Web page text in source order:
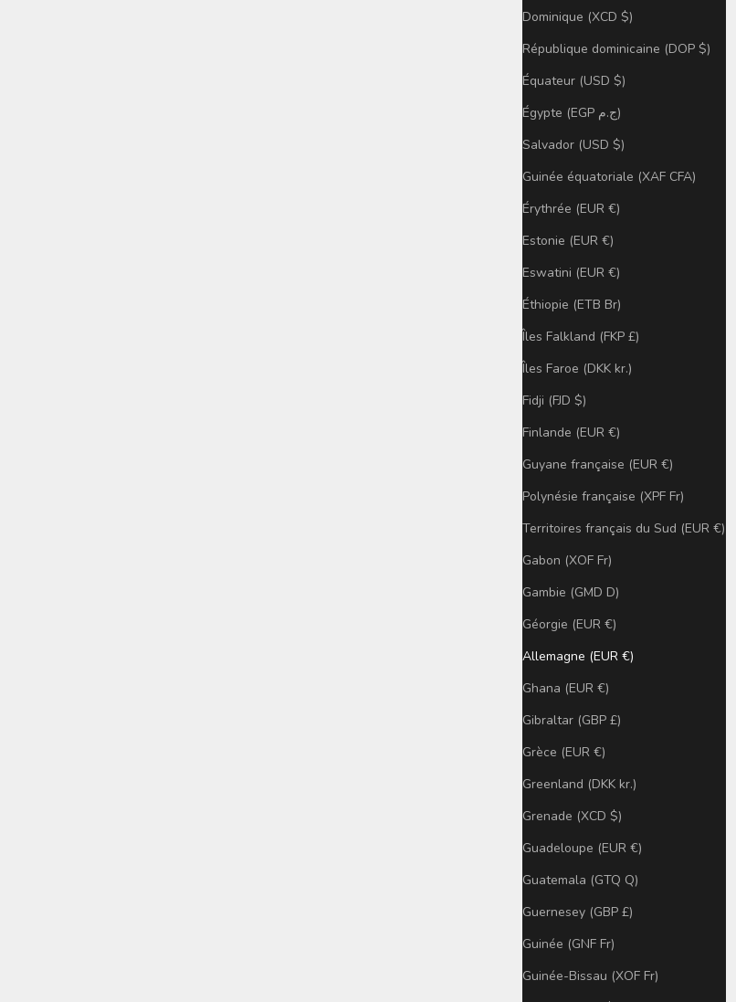
Dominique (XCD $)
République dominicaine (DOP $)
Équateur (USD $)
Égypte (EGP ج.م)
Salvador (USD $)
Guinée équatoriale (XAF CFA)
Érythrée (EUR €)
Estonie (EUR €)
Eswatini (EUR €)
Éthiopie (ETB Br)
Îles Falkland (FKP £)
Îles Faroe (DKK kr.)
Fidji (FJD $)
Finlande (EUR €)
Guyane française (EUR €)
Polynésie française (XPF Fr)
Territoires français du Sud (EUR €)
Gabon (XOF Fr)
Gambie (GMD D)
Géorgie (EUR €)
Allemagne (EUR €)
Ghana (EUR €)
Gibraltar (GBP £)
Grèce (EUR €)
Greenland (DKK kr.)
Grenade (XCD $)
Guadeloupe (EUR €)
Guatemala (GTQ Q)
Guernesey (GBP £)
Guinée (GNF Fr)
Guinée-Bissau (XOF Fr)